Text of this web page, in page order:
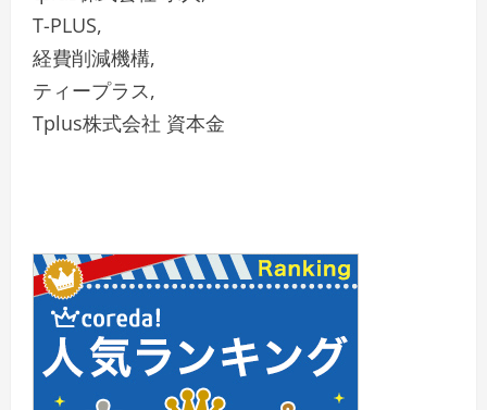
T-PLUS,
経費削減機構,
ティープラス,
Tplus株式会社 資本金